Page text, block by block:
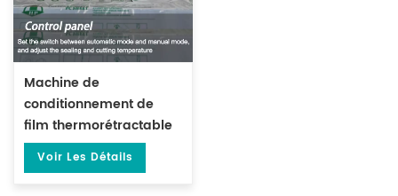
Machine de
conditionnement de
film thermorétractable
à température
constante DL-BSB-4020
Voir Les Détails